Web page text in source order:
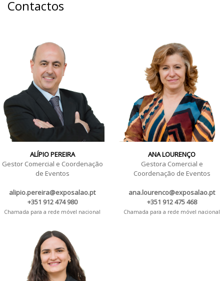
Contactos
ALÍPIO PEREIRA
Gestor Comercial e Coordenação
de Eventos
alipio.pereira@exposalao.pt
+351 912 474 980
Chamada para a rede móvel nacional
ANA LOURENÇO
Gestora Comercial e
Coordenação de Eventos
ana.lourenco@exposalao.pt
+351 912 475 468
Chamada para a rede móvel nacional